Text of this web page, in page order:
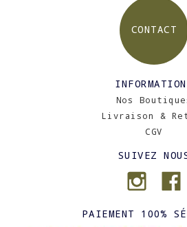
CONTACT
Nos
Livraison &
CGV
SUIVEZ
PAIEMENT 100%